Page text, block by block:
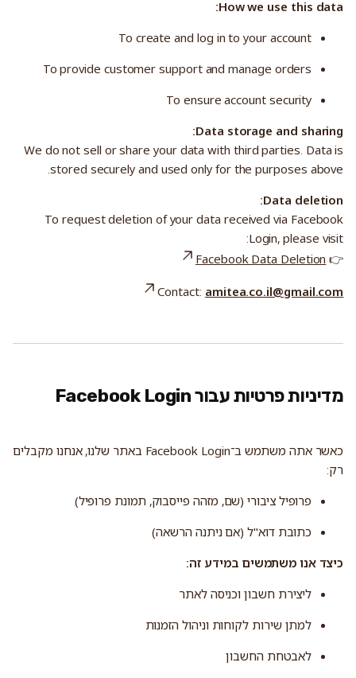
How we use this data:
To create and log in to your account
To provide customer support and manage orders
To ensure account security
Data storage and sharing:
We do not sell or share your data with third parties. Data is
stored securely and used only for the purposes above.
Data deletion:
To request deletion of your data received via Facebook
Login, please visit:
👉
Facebook Data Deletion
Contact: amitea.co.il@gmail.com
מדיניות פרטיות עבור Facebook Login
כאשר אתה משתמש ב־Facebook Login באתר שלנו, אנחנו מקבלים
רק:
פרופיל ציבורי (שם, מזהה פייסבוק, תמונת פרופיל)
כתובת דוא"ל (אם ניתנה הרשאה)
כיצד אנו משתמשים במידע זה:
ליצירת חשבון וכניסה לאתר
למתן שירות לקוחות וניהול הזמנות
לאבטחת החשבון